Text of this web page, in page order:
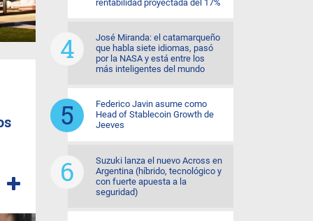
rentabilidad proyectada del 17%
José Miranda: el catamarqueño
que habla siete idiomas, pasó
por la NASA y está entre los
más inteligentes del mundo
Federico Javin asume como
Head of Stablecoin Growth de
Jeeves
Suzuki lanza el nuevo Across en
Argentina (híbrido, tecnológico y
con fuerte apuesta a la
seguridad)